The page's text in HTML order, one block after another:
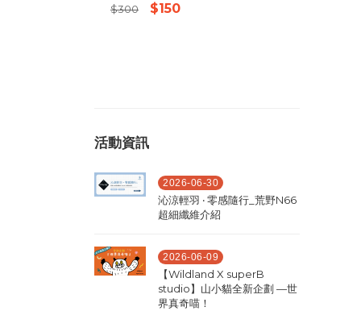
$300
$150
活動資訊
2026-06-30
沁涼輕羽 ‧ 零感隨行_荒野N66
超細纖維介紹
2026-06-09
【Wildland X superB
studio】山小貓全新企劃 —世
界真奇喵！